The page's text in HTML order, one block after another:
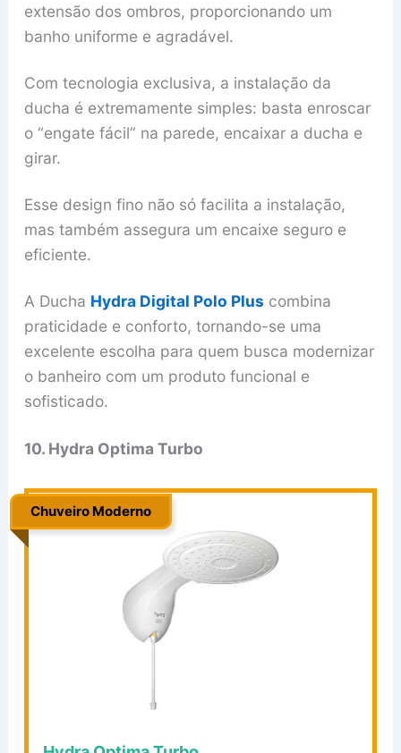
extensão dos ombros, proporcionando um
banho uniforme e agradável.
Com tecnologia exclusiva, a instalação da
ducha é extremamente simples: basta enroscar
o “engate fácil” na parede, encaixar a ducha e
girar.
Esse design fino não só facilita a instalação,
mas também assegura um encaixe seguro e
eficiente.
A Ducha Hydra Digital Polo Plus combina
praticidade e conforto, tornando-se uma
excelente escolha para quem busca modernizar
o banheiro com um produto funcional e
sofisticado.
10. Hydra Optima Turbo
.
Chuveiro Moderno